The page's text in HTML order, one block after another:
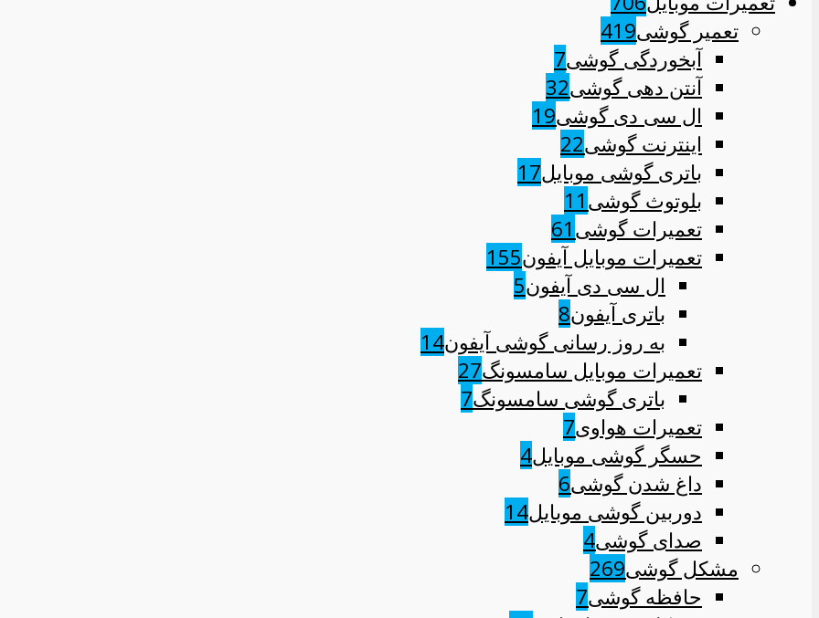
تعمیر گوشی419
آبخوردگی گوشی7
آنتن دهی گوشی32
ال سی دی گوشی19
اینترنت گوشی22
باتری گوشی موبایل17
بلوتوث گوشی11
تعمیرات گوشی61
تعمیرات موبایل آیفون155
ال سی دی آیفون5
باتری آیفون8
به روز رسانی گوشی آیفون14
تعمیرات موبایل سامسونگ27
باتری گوشی سامسونگ7
تعمیرات هواوی7
حسگر گوشی موبایل4
داغ شدن گوشی6
دوربین گوشی موبایل14
صدای گوشی4
مشکل گوشی269
حافظه گوشی7